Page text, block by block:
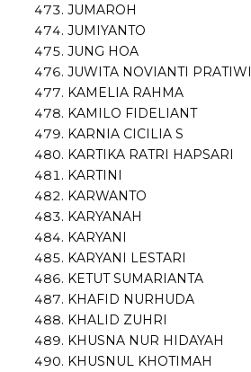
JUMAROH
JUMIYANTO
JUNG HOA
JUWITA NOVIANTI PRATIWI
KAMELIA RAHMA
KAMILO FIDELIANT
KARNIA CICILIA S
KARTIKA RATRI HAPSARI
KARTINI
KARWANTO
KARYANAH
KARYANI
KARYANI LESTARI
KETUT SUMARIANTA
KHAFID NURHUDA
KHALID ZUHRI
KHUSNA NUR HIDAYAH
KHUSNUL KHOTIMAH